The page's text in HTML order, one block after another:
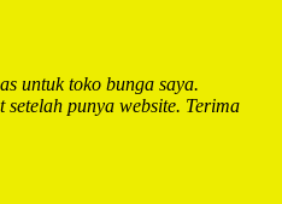
untuk toko bunga saya.
punya website. Terima